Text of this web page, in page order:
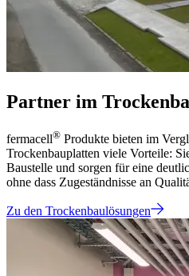
Partner im
fermacell® Produkte bieten im
Trockenbauplatten viele Vorteile:
Baustelle und sorgen für eine
ohne dass Zugeständnisse an
Zu den Trockenbaulösungen